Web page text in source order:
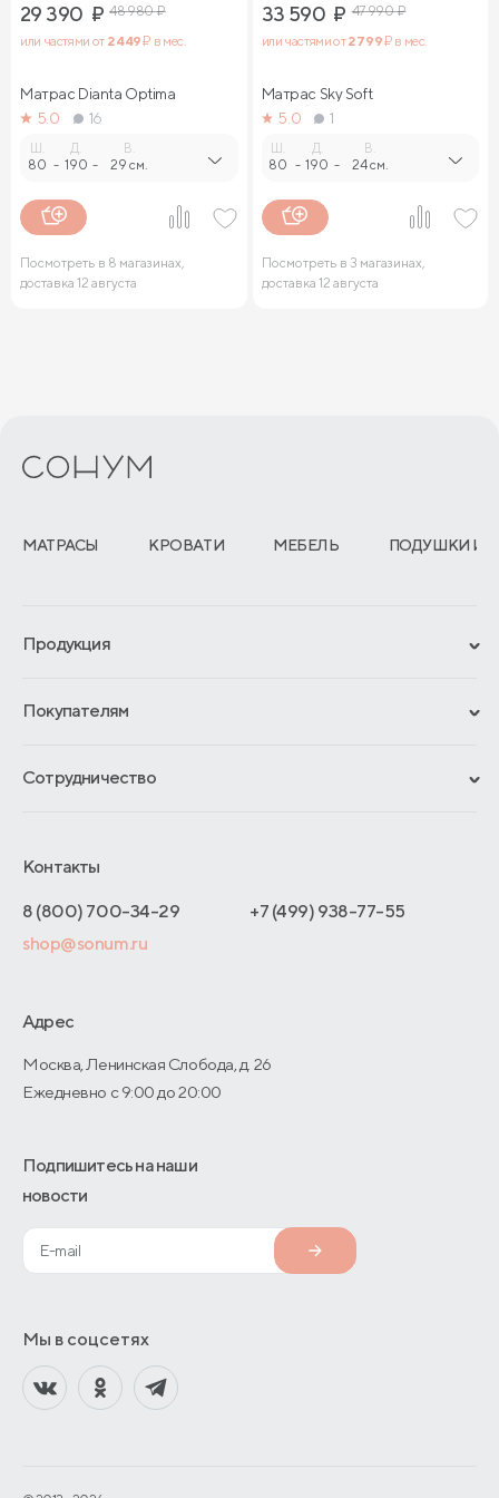
29 390 ₽ 48 980₽
или частями от 2 449₽ в мес.
Матрас Dianta Optima
5.0
16
Ш.
80 -
Д.
190 -
В.
29 см.
Посмотреть в 8 магазинах,
доставка 12 августа
33 590 ₽ 47 990₽
или частями от2 799₽ в мес.
Матрас Sky Soft
5.0
1
Ш.
80 -
Д.
190 -
В.
24 см.
Посмотреть в 3 магазинах,
доставка 12 августа
МАТРАСЫ КРОВАТИ МЕБЕЛЬ ПОДУШКИ И
Продукция
Гарантии
Отзывы покупателей
Покупателям
Обмен и возврат
Как оформить заказ
Адреса магазинов
Договор-оферты
Сотрудничество
Отельерам
Оптовые продажи
О производстве
Контакты
8 (800) 700-34-29
+7 (499) 938-77-55
shop@sonum.ru
Адрес
Москва, Ленинская Слобода, д. 26
Ежедневно с 9:00 до 20:00
Подпишитесь на наши
новости
Мы в соцсетях